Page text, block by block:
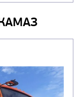
Нефтепромысловые
Автокраны